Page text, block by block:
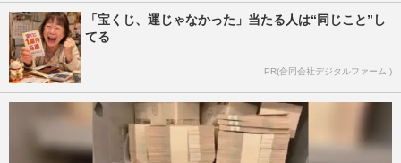
「宝くじ、運じゃなかった」当たる人は“同じこと”し
てる
PR(合同会社デジタルファーム )